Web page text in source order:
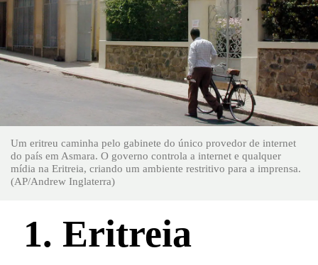
Um eritreu caminha pelo gabinete do único provedor de internet
do país em Asmara. O governo controla a internet e qualquer
mídia na Eritreia, criando um ambiente restritivo para a imprensa.
(AP/Andrew Inglaterra)
1. Eritreia